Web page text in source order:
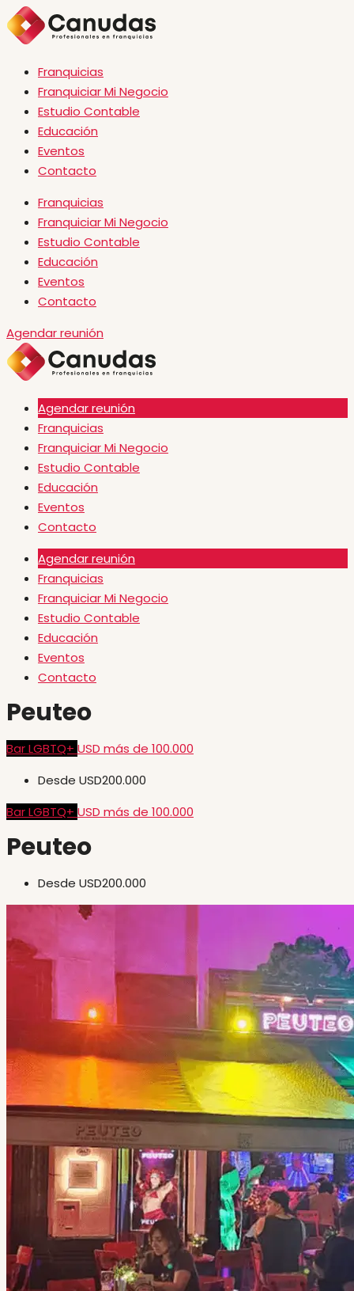
Franquicias
Franquiciar Mi Negocio
Estudio Contable
Educación
Eventos
Contacto
Franquicias
Franquiciar Mi Negocio
Estudio Contable
Educación
Eventos
Contacto
Agendar reunión
Agendar reunión
Franquicias
Franquiciar Mi Negocio
Estudio Contable
Educación
Eventos
Contacto
Agendar reunión
Franquicias
Franquiciar Mi Negocio
Estudio Contable
Educación
Eventos
Contacto
Peuteo
Bar LGBTQ+ USD más de 100.000
Desde USD200.000
Bar LGBTQ+ USD más de 100.000
Peuteo
Desde USD200.000